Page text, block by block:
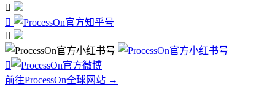




前往ProcessOn全球网站 →